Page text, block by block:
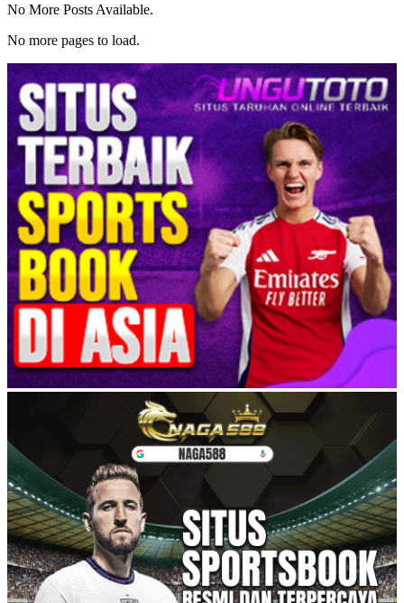
No More Posts Available.
No more pages to load.